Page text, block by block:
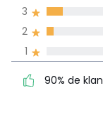
3
4
5
1
2
3
90% de